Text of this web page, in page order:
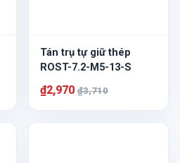
Tán trụ tự giữ thép
ROST-7.2-M5-13-S
₫2,970 ₫3,710